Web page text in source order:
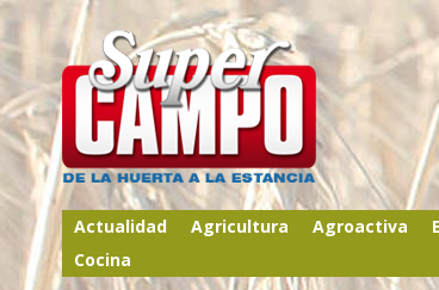
Actualidad Agricultura Agroactiva
Cocina